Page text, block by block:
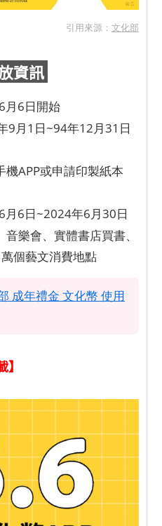
引用來源： 文化部
資訊
月6日開始
9月1日~94年12月31日
機APP或申請印製紙本
月6日~2024年6月30日
音樂會、實體書店買書、
個藝文消費地點
成年禮金 文化幣 使用